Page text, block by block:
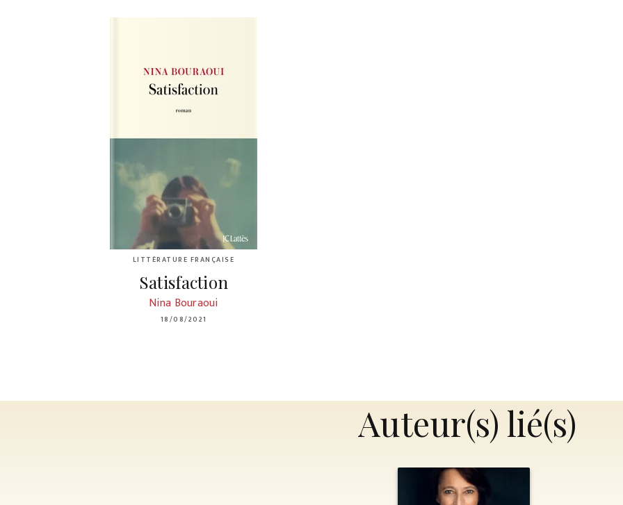
LITTÉRATURE FRANÇAISE
Satisfaction
Nina Bouraoui
18/08/2021
Auteur(s) lié(s)